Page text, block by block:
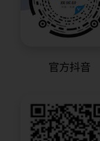
官方抖音